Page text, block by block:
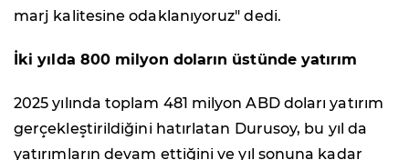
marj kalitesine odaklanıyoruz" dedi.
İki yılda 800 milyon doların üstünde yatırım
2025 yılında toplam 481 milyon ABD doları yatırım
gerçekleştirildiğini hatırlatan Durusoy, bu yıl da
yatırımların devam ettiğini ve yıl sonuna kadar